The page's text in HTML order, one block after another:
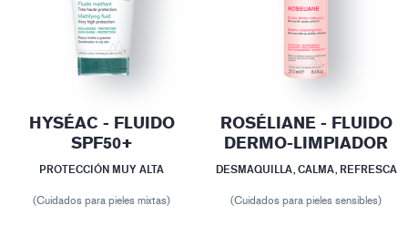
HYSÉAC - FLUIDO
SPF50+
PROTECCIÓN MUY ALTA
(Cuidados para pieles mixtas)
ROSÉLIANE - FLUIDO
DERMO-LIMPIADOR
DESMAQUILLA, CALMA, REFRESCA
(Cuidados para pieles sensibles)